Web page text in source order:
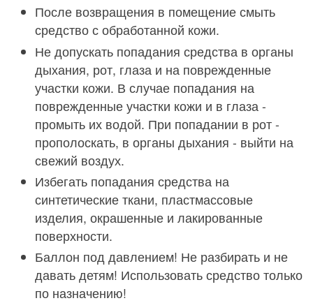
После возвращения в помещение смыть
средство с обработанной кожи.
Не допускать попадания средства в органы
дыхания, рот, глаза и на поврежденные
участки кожи. В случае попадания на
поврежденные участки кожи и в глаза -
промыть их водой. При попадании в рот -
прополоскать, в органы дыхания - выйти на
свежий воздух.
Избегать попадания средства на
синтетические ткани, пластмассовые
изделия, окрашенные и лакированные
поверхности.
Баллон под давлением! Не разбирать и не
давать детям! Использовать средство только
по назначению!